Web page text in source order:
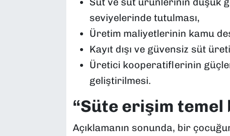
seviyelerinde tutulması,
Üretim maliyetlerinin kamu
Kayıt dışı ve güvensiz süt
Üretici kooperatiflerinin
geliştirilmesi.
“Süte erişim temel
Açıklamanın sonunda, bir